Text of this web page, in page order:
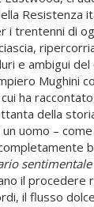
Resistenza
i trentenni di
e ambigui
Mughini
ha
della
uomo –
sentimentale
il procedere
il flusso